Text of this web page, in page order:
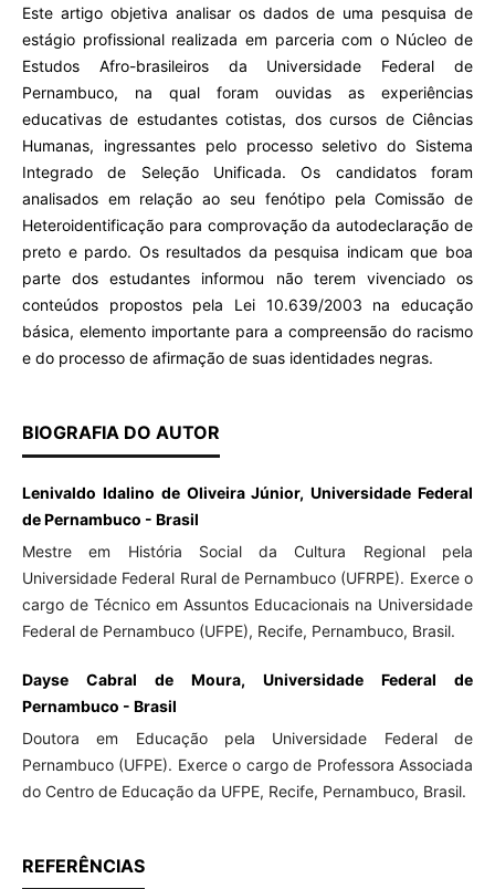
Este artigo objetiva analisar os dados de uma pesquisa de
estágio profissional realizada em parceria com o Núcleo de
Estudos Afro-brasileiros da Universidade Federal de
Pernambuco, na qual foram ouvidas as experiências
educativas de estudantes cotistas, dos cursos de Ciências
Humanas, ingressantes pelo processo seletivo do Sistema
Integrado de Seleção Unificada. Os candidatos foram
analisados em relação ao seu fenótipo pela Comissão de
Heteroidentificação para comprovação da autodeclaração de
preto e pardo. Os resultados da pesquisa indicam que boa
parte dos estudantes informou não terem vivenciado os
conteúdos propostos pela Lei 10.639/2003 na educação
básica, elemento importante para a compreensão do racismo
e do processo de afirmação de suas identidades negras.
BIOGRAFIA DO AUTOR
Lenivaldo Idalino de Oliveira Júnior, Universidade Federal
de Pernambuco - Brasil
Mestre em História Social da Cultura Regional pela
Universidade Federal Rural de Pernambuco (UFRPE). Exerce o
cargo de Técnico em Assuntos Educacionais na Universidade
Federal de Pernambuco (UFPE), Recife, Pernambuco, Brasil.
Dayse Cabral de Moura, Universidade Federal de
Pernambuco - Brasil
Doutora em Educação pela Universidade Federal de
Pernambuco (UFPE). Exerce o cargo de Professora Associada
do Centro de Educação da UFPE, Recife, Pernambuco, Brasil.
REFERÊNCIAS